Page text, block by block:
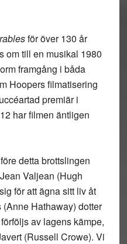
för över 130 år
om till en musikal 1980
framgång i båda
Hoopers filmatisering
premiär i
har filmen äntligen
detta brottslingen
Valjean (Hugh
för att ägna sitt liv åt
Hathaway) dotter
av lagens kämpe,
(Russell Crowe). Vi